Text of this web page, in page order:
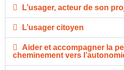
L’usager, acteur de son
L’usager citoyen
Aider et accompagner la
cheminement vers